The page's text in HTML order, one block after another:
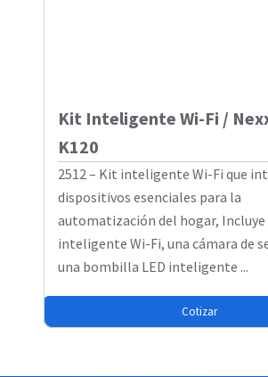
Kit Inteligente Wi-Fi /
K120
2512 – Kit inteligente Wi-Fi que
dispositivos esenciales para la
automatización del hogar, Incluye
inteligente Wi-Fi, una cámara de
una bombilla LED inteligente ...
Cotizar